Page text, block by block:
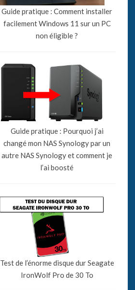
Guide pratique : Comment installer
facilement Windows 11 sur un PC
non éligible ?
Guide pratique : Pourquoi j’ai
changé mon NAS Synology par un
autre NAS Synology et comment je
l’ai boosté
Test de l’énorme disque dur Seagate
IronWolf Pro de 30 To